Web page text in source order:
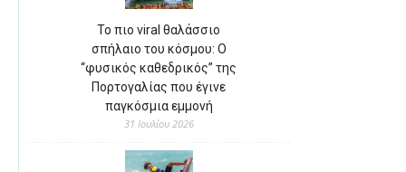
Το πιο viral θαλάσσιο
σπήλαιο του κόσμου: Ο
“φυσικός καθεδρικός” της
Πορτογαλίας που έγινε
παγκόσμια εμμονή
31 Ιουλίου 2026